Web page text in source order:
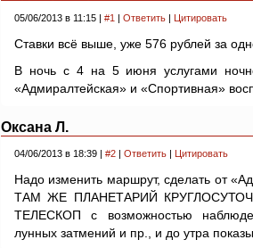
05/06/2013 в 11:15 | #1 | Ответить | Цитировать
Ставки всё выше, уже 576 рублей за
В ночь с 4 на 5 июня услугами
«Адмиралтейская» и «Спортивная»
Оксана Л.
04/06/2013 в 18:39 | #2 | Ответить | Цитировать
Надо изменить маршрут, сделать от
ТАМ ЖЕ ПЛАНЕТАРИЙ
ТЕЛЕСКОП с возможностью
лунных затмений и пр., и до утра